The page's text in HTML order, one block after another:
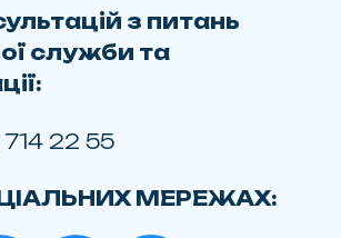
з питань
служби та
22 55
МЕРЕЖАХ: